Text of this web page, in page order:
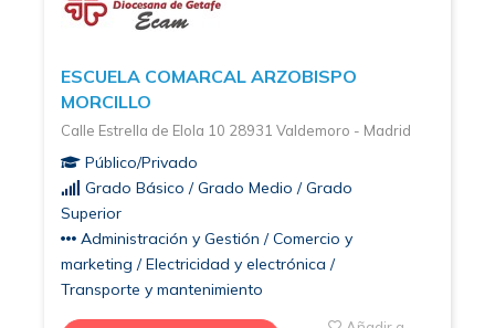
ESCUELA COMARCAL ARZOBISPO
MORCILLO
Calle Estrella de Elola 10 28931 Valdemoro - Madrid
Público/Privado
Grado Básico / Grado Medio / Grado
Superior
Administración y Gestión / Comercio y
marketing / Electricidad y electrónica /
Transporte y mantenimiento